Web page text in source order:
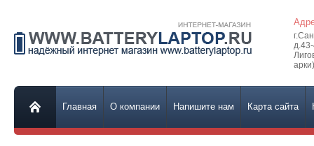
Главная О компании Напишите нам Карта сайта